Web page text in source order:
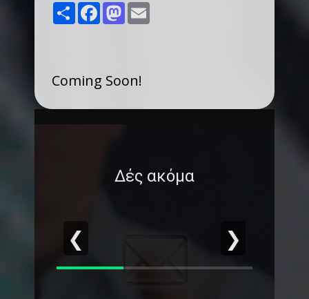
Share FacebookMastodon
Coming Soon!
Δές ακόμα
❮ ❯